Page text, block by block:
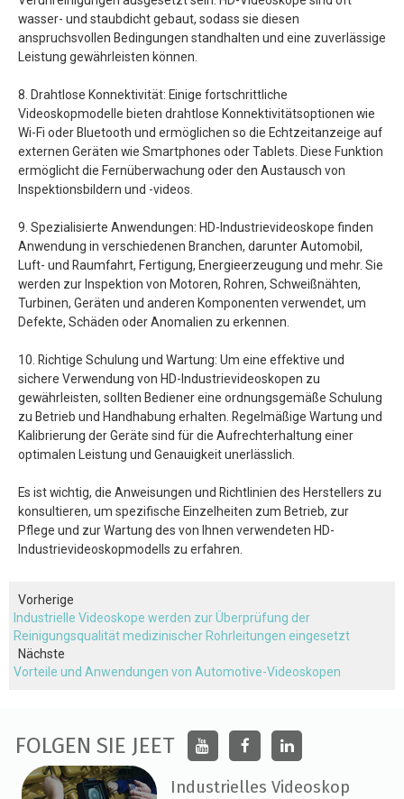
wasser- und staubdicht gebaut, sodass sie diesen
anspruchsvollen Bedingungen standhalten und eine zuverlässige
Leistung gewährleisten können.
8. Drahtlose Konnektivität: Einige fortschrittliche
Videoskopmodelle bieten drahtlose Konnektivitätsoptionen wie
Wi-Fi oder Bluetooth und ermöglichen so die Echtzeitanzeige auf
externen Geräten wie Smartphones oder Tablets. Diese Funktion
ermöglicht die Fernüberwachung oder den Austausch von
Inspektionsbildern und -videos.
9. Spezialisierte Anwendungen: HD-Industrievideoskope finden
Anwendung in verschiedenen Branchen, darunter Automobil,
Luft- und Raumfahrt, Fertigung, Energieerzeugung und mehr. Sie
werden zur Inspektion von Motoren, Rohren, Schweißnähten,
Turbinen, Geräten und anderen Komponenten verwendet, um
Defekte, Schäden oder Anomalien zu erkennen.
10. Richtige Schulung und Wartung: Um eine effektive und
sichere Verwendung von HD-Industrievideoskopen zu
gewährleisten, sollten Bediener eine ordnungsgemäße Schulung
zu Betrieb und Handhabung erhalten. Regelmäßige Wartung und
Kalibrierung der Geräte sind für die Aufrechterhaltung einer
optimalen Leistung und Genauigkeit unerlässlich.
Es ist wichtig, die Anweisungen und Richtlinien des Herstellers zu
konsultieren, um spezifische Einzelheiten zum Betrieb, zur
Pflege und zur Wartung des von Ihnen verwendeten HD-
Industrievideoskopmodells zu erfahren.
Vorherige
Industrielle Videoskope werden zur Überprüfung der
Reinigungsqualität medizinischer Rohrleitungen eingesetzt
Nächste
Vorteile und Anwendungen von Automotive-Videoskopen
FOLGEN SIE JEET
Industrielles Videoskop